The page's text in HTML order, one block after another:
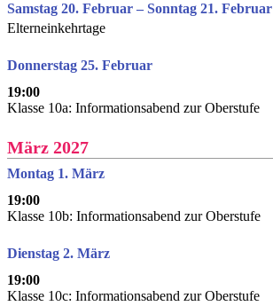
Samstag 20. Februar – Sonntag 21. Februar
Elterneinkehrtage
Donnerstag 25. Februar
19:00
Klasse 10a: Informationsabend zur Oberstufe
März 2027
Montag 1. März
19:00
Klasse 10b: Informationsabend zur Oberstufe
Dienstag 2. März
19:00
Klasse 10c: Informationsabend zur Oberstufe